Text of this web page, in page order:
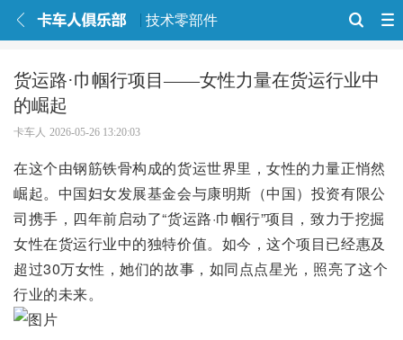
技术零部件
货运路·巾帼行项目——女性力量在货运行业中
的崛起
卡车人 2026-05-26 13:20:03
在这个由钢筋铁骨构成的货运世界里，女性的力量正悄然
崛起。中国妇女发展基金会与康明斯（中国）投资有限公
司携手，四年前启动了“货运路·巾帼行”项目，致力于挖掘
女性在货运行业中的独特价值。如今，这个项目已经惠及
超过30万女性，她们的故事，如同点点星光，照亮了这个
行业的未来。